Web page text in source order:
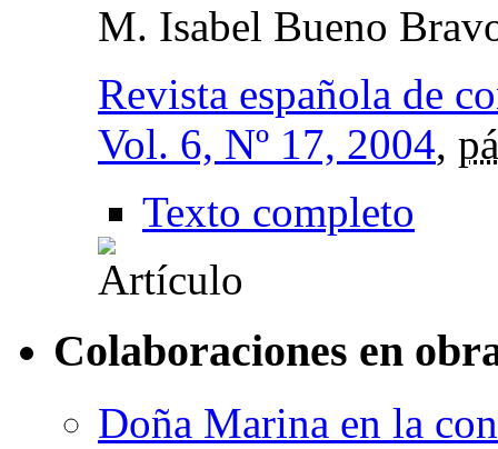
M. Isabel Bueno
Revista española de
Vol. 6, Nº 17, 2004,
Texto completo
Colaboraciones en
Doña Marina en la